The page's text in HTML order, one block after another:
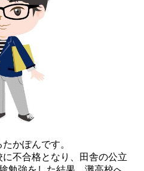
かぽんです。
不合格となり、田舎の公立